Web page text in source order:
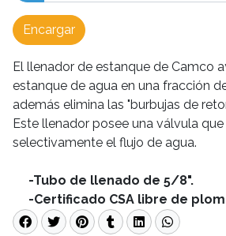
Encargar
El llenador de estanque de Camco
estanque de agua en una fracción
además elimina las "burbujas de
Este llenador posee una válvula
selectivamente el flujo de agua.
-Tubo de llenado de 5/8".
-Certificado CSA libre de